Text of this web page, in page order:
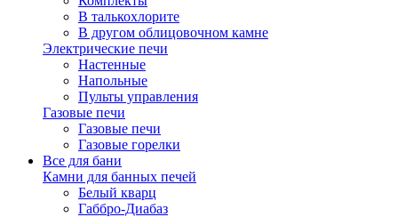
В талькохлорите
В другом облицовочном камне
Электрические печи
Настенные
Напольные
Пульты управления
Газовые печи
Газовые печи
Газовые горелки
Все для бани
Камни для банных печей
Белый кварц
Габбро-Диабаз